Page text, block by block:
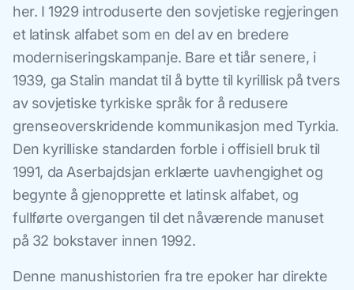
her. I 1929 introduserte den sovjetiske regjeringen
et latinsk alfabet som en del av en bredere
moderniseringskampanje. Bare et tiår senere, i
1939, ga Stalin mandat til å bytte til kyrillisk på tvers
av sovjetiske tyrkiske språk for å redusere
grenseoverskridende kommunikasjon med Tyrkia.
Den kyrilliske standarden forble i offisiell bruk til
1991, da Aserbajdsjan erklærte uavhengighet og
begynte å gjenopprette et latinsk alfabet, og
fullførte overgangen til det nåværende manuset
på 32 bokstaver innen 1992.
Denne manushistorien fra tre epoker har direkte